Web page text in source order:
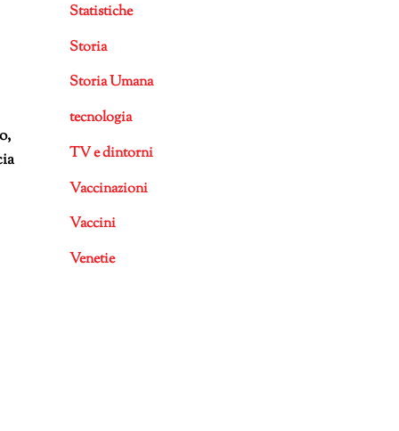
Statistiche
Storia
Storia Umana
tecnologia
TV e dintorni
Vaccinazioni
Vaccini
Venetie